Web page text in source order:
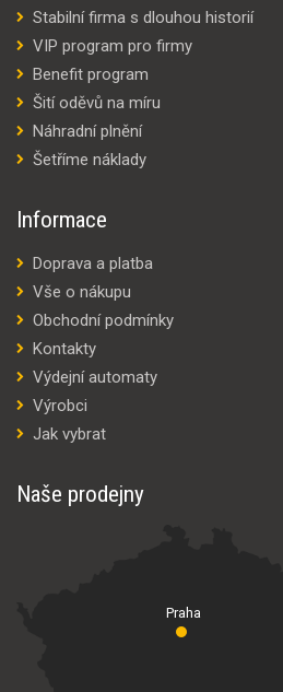
Stabilní firma s dlouhou historií
VIP program pro firmy
Benefit program
Šití oděvů na míru
Náhradní plnění
Šetříme náklady
Informace
Doprava a platba
Vše o nákupu
Obchodní podmínky
Kontakty
Výdejní automaty
Výrobci
Jak vybrat
Naše prodejny
Praha